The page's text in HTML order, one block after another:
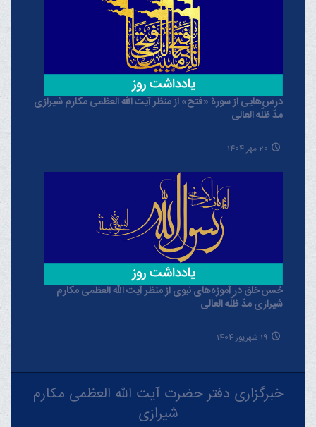
درس‌هایی از سورۀ «فتح» از منظر آیت الله العظمی مکارم شیرازی
مدّ ظلّه العالی
20 مهر 1404
حُسن خلق در آموزه‌های نبوی از منظر آیت الله العظمی مکارم
شیرازی مدّ ظلّه العالی
19 شهریور 1404
خبرگزاری دفتر حضرت آیت الله العظمی مکارم
شیرازی